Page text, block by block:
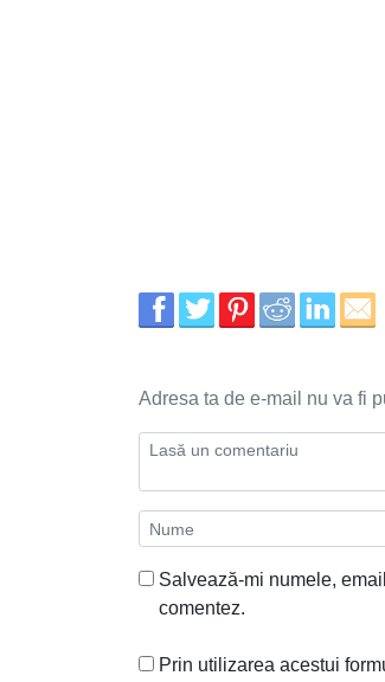
Adresa ta de e-mail nu va fi
Salvează-mi numele,
comentez.
Prin utilizarea acestui